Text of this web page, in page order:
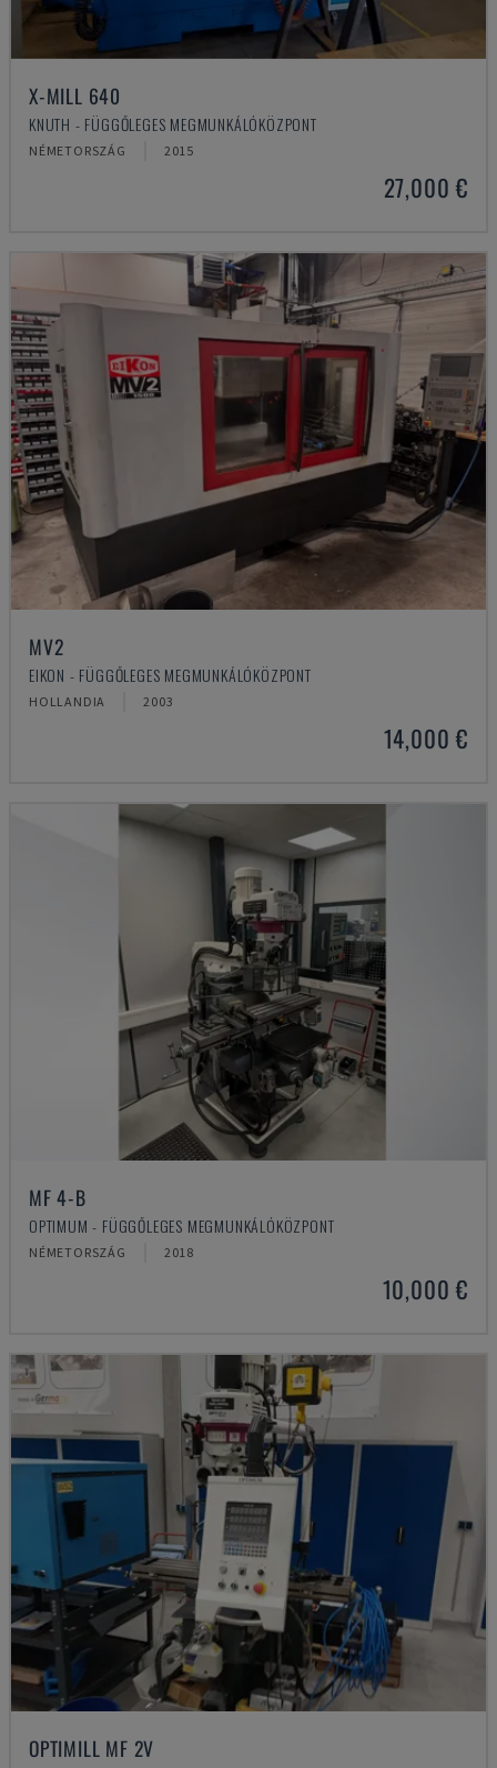
X-MILL 640
KNUTH - FÜGGŐLEGES MEGMUNKÁLÓKÖZPONT
NÉMETORSZÁG 2015
27,000 €
MV2
EIKON - FÜGGŐLEGES MEGMUNKÁLÓKÖZPONT
HOLLANDIA 2003
14,000 €
MF 4-B
OPTIMUM - FÜGGŐLEGES MEGMUNKÁLÓKÖZPONT
NÉMETORSZÁG 2018
10,000 €
OPTIMILL MF 2V